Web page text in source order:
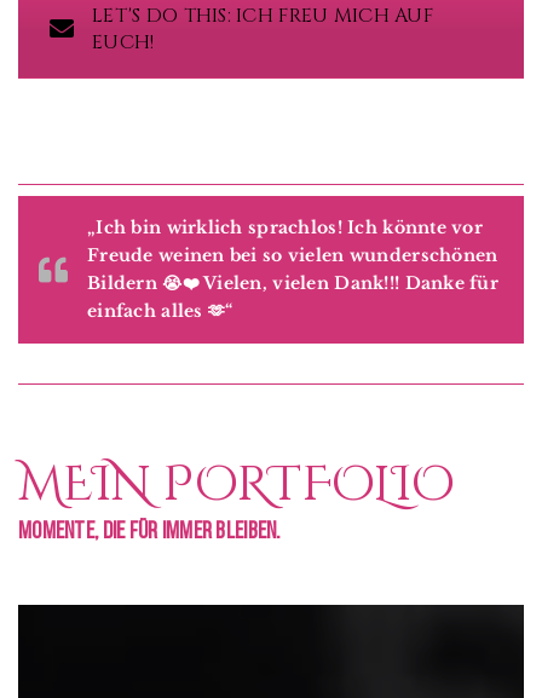
LET'S DO THIS: ICH FREU MICH AUF
EUCH!
„Ich bin wirklich sprachlos! Ich könnte vor
Freude weinen bei so vielen wunderschönen
Bildern 😭❤️ Vielen, vielen Dank!!! Danke für
einfach alles 🫶“
MEIN PORTFOLIO
Momente, die für immer bleiben.